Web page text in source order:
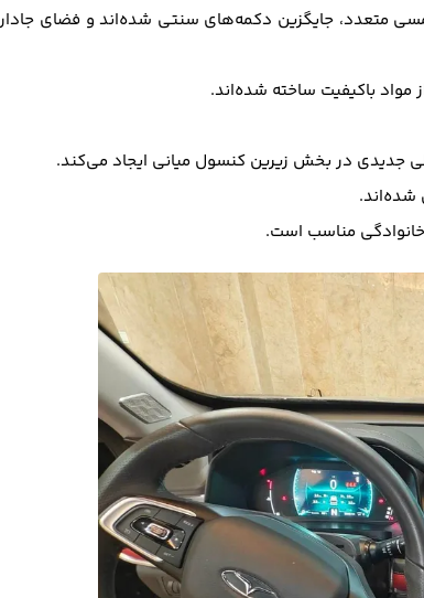
متعدد، جایگزین دکمه‌های سنتی شده‌اند و فضای جادار
مواد باکیفیت ساخته شده‌اند.
جدیدی در بخش زیرین کنسول میانی ایجاد می‌کند.
مناسب است.